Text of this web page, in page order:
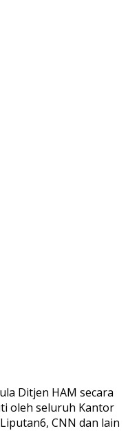
Ditjen HAM secara
oleh seluruh Kantor
CNN dan lain